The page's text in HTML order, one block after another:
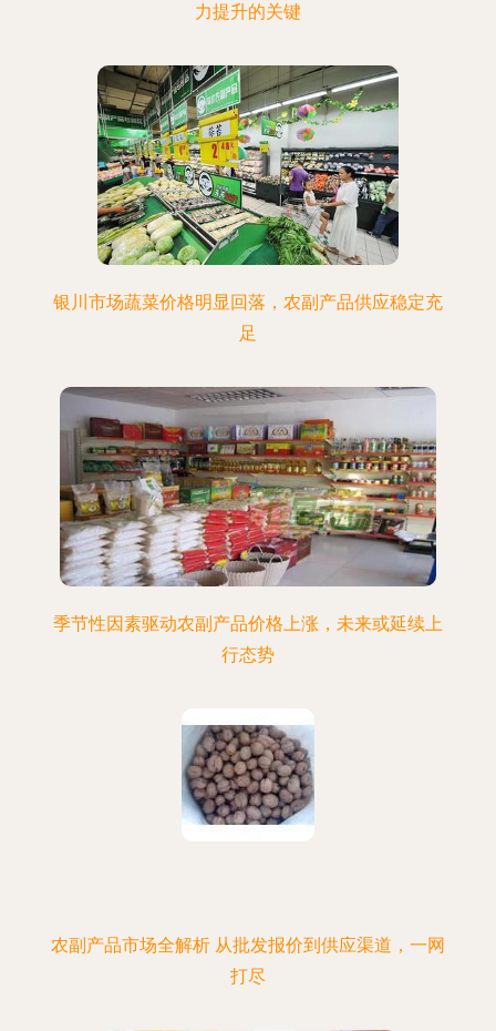
力提升的关键
银川市场蔬菜价格明显回落，农副产品供应稳定充
足
季节性因素驱动农副产品价格上涨，未来或延续上
行态势
农副产品市场全解析 从批发报价到供应渠道，一网
打尽